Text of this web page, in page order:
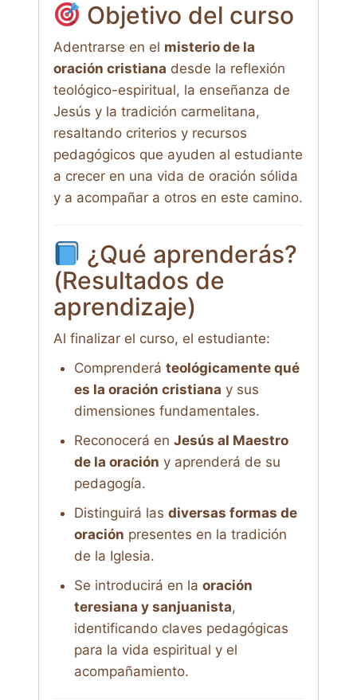
Objetivo del curso
Adentrarse en el misterio de la
oración cristiana desde la reflexión
teológico-espiritual, la enseñanza de
Jesús y la tradición carmelitana,
resaltando criterios y recursos
pedagógicos que ayuden al estudiante
a crecer en una vida de oración sólida
y a acompañar a otros en este camino.
¿Qué aprenderás?
(Resultados de
aprendizaje)
Al finalizar el curso, el estudiante:
Comprenderá teológicamente qué
es la oración cristiana y sus
dimensiones fundamentales.
Reconocerá en Jesús al Maestro
de la oración y aprenderá de su
pedagogía.
Distinguirá las diversas formas de
oración presentes en la tradición
de la Iglesia.
Se introducirá en la oración
teresiana y sanjuanista,
identificando claves pedagógicas
para la vida espiritual y el
acompañamiento.